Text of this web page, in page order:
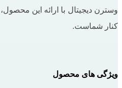
وسترن دیجیتال با ارائه این
کنار شماست.
ویژگی های محصول